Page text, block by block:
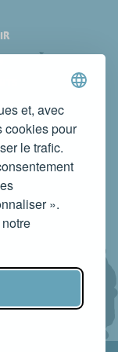
et, avec
cookies pour
le trafic.
».
SITE